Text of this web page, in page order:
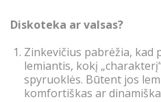
Diskoteka ar valsas?
Zinkevičius pabrėžia, kad
lemiantis, kokį
spyruoklės. Būtent jos
komfortiškas ar